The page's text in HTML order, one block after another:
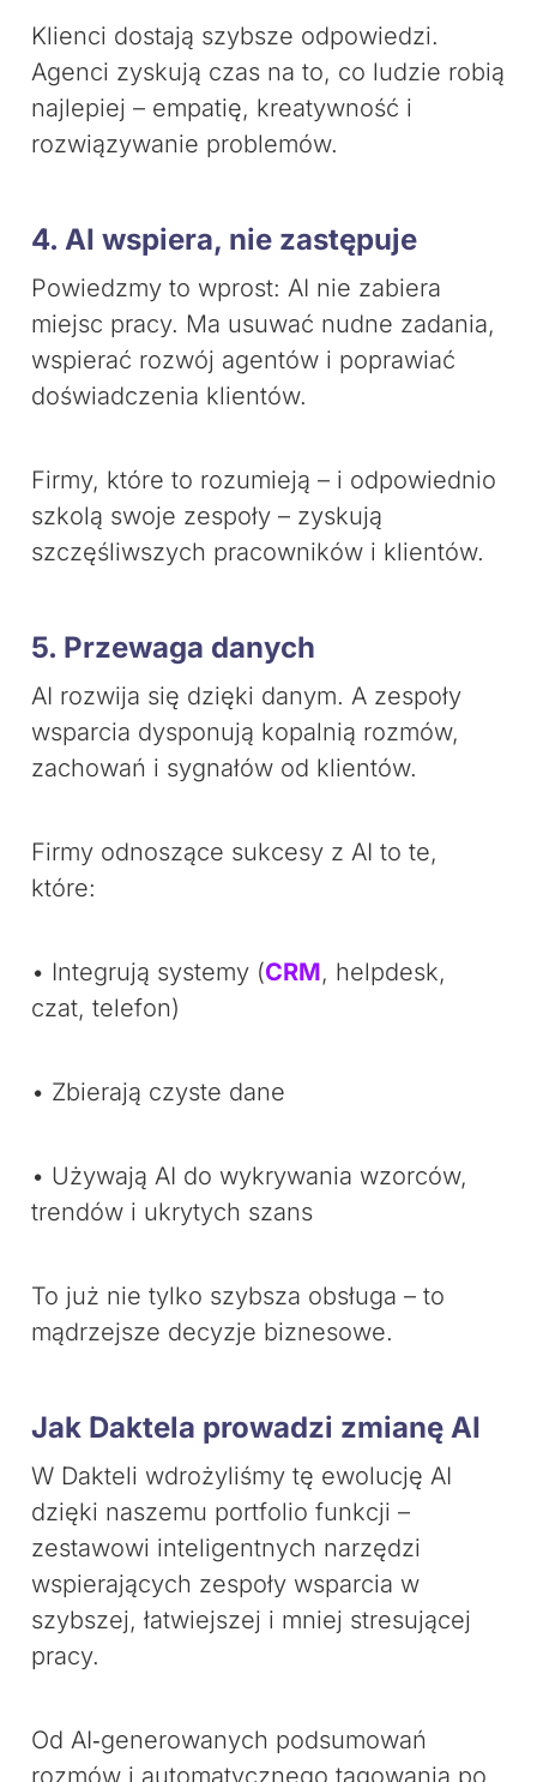
Klienci dostają szybsze odpowiedzi.
Agenci zyskują czas na to, co ludzie robią
najlepiej – empatię, kreatywność i
rozwiązywanie problemów.
4. AI wspiera, nie zastępuje
Powiedzmy to wprost: AI nie zabiera
miejsc pracy. Ma usuwać nudne zadania,
wspierać rozwój agentów i poprawiać
doświadczenia klientów.
Firmy, które to rozumieją – i odpowiednio
szkolą swoje zespoły – zyskują
szczęśliwszych pracowników i klientów.
5. Przewaga danych
AI rozwija się dzięki danym. A zespoły
wsparcia dysponują kopalnią rozmów,
zachowań i sygnałów od klientów.
Firmy odnoszące sukcesy z AI to te,
które:
• Integrują systemy (CRM, helpdesk,
czat, telefon)
• Zbierają czyste dane
• Używają AI do wykrywania wzorców,
trendów i ukrytych szans
To już nie tylko szybsza obsługa – to
mądrzejsze decyzje biznesowe.
Jak Daktela prowadzi zmianę AI
W Dakteli wdrożyliśmy tę ewolucję AI
dzięki naszemu portfolio funkcji –
zestawowi inteligentnych narzędzi
wspierających zespoły wsparcia w
szybszej, łatwiejszej i mniej stresującej
pracy.
Od AI‑generowanych podsumowań
rozmów i automatycznego tagowania po